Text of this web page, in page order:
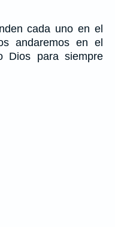
cada uno en el
andaremos en el
Dios para siempre